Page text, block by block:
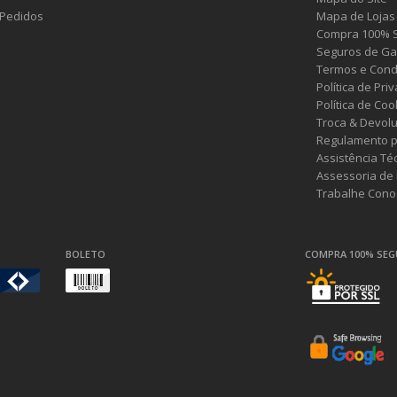
Mapa de Lojas
Compra 100%
Seguros de
Termos e
Política de
Política de
Troca &
Regulamento
Assistência
Assessoria de
Trabalhe
BOLETO COMPRA 100%